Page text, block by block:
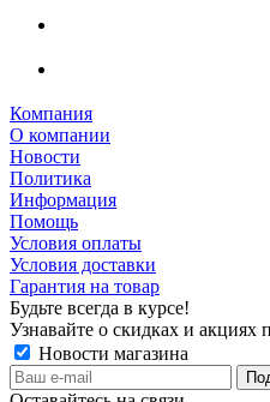
Компания
О компании
Новости
Политика
Информация
Помощь
Условия оплаты
Условия доставки
Гарантия на товар
Будьте всегда в курсе!
Узнавайте о скидках и акциях
Новости магазина